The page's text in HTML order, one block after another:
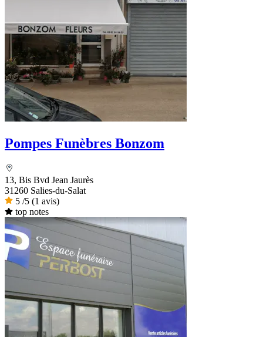
Pompes Funèbres Bonzom
13, Bis Bvd Jean Jaurès
31260 Salies-du-Salat
5 /5 (1 avis)
top notes